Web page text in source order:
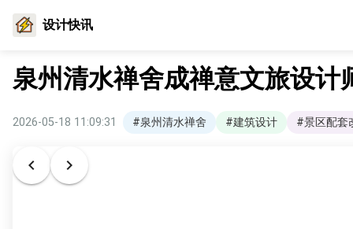
设计快讯
泉州清水禅舍成禅意文旅设计
2026-05-18 11:09:31 #泉州清水禅舍 #建筑设计 #景区配套